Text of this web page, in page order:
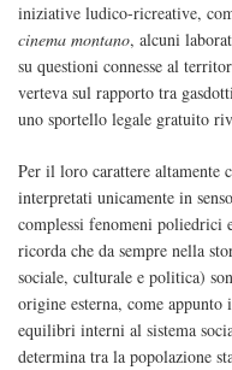
iniziative ludico-ricreative,
cinema montano, alcuni
su questioni connesse al
verteva sul rapporto tra
uno sportello legale gratuito
Per il loro carattere altamente
interpretati unicamente in
complessi fenomeni
ricorda che da sempre nella
sociale, culturale e politica)
origine esterna, come
equilibri interni al sistema
determina tra la popolazione